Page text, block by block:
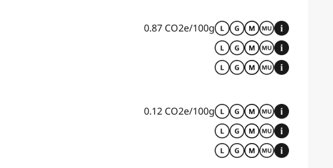
0.87 CO2e/100g
0.12 CO2e/100g